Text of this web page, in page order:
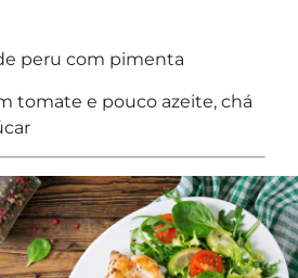
peru com pimenta
tomate e pouco azeite, chá